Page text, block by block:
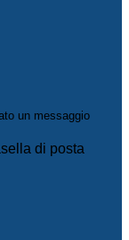
un messaggio
di posta